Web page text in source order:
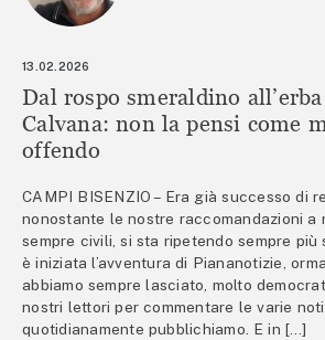
13.02.2026
Dal rospo smeraldino
Calvana: non la pensi come
offendo
CAMPI BISENZIO – Era già successo di
nonostante le nostre raccomandazioni a
sempre civili, si sta ripetendo sempre più
è iniziata l’avventura di Piananotizie,
abbiamo sempre lasciato, molto
nostri lettori per commentare le varie
quotidianamente pubblichiamo. E in […]